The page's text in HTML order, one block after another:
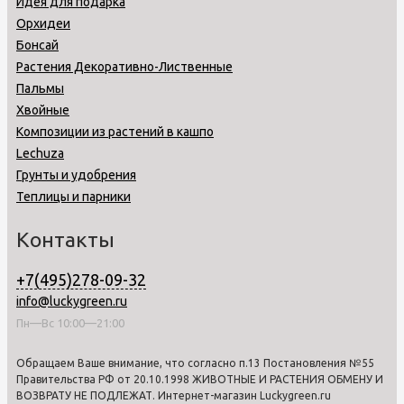
Орхидеи
Бонсай
Растения Декоративно-Лиственные
Пальмы
Хвойные
Композиции из растений в кашпо
Lechuza
Грунты и удобрения
Теплицы и парники
Контакты
+7(495)278-09-32
info@luckygreen.ru
Пн—Вс 10:00—21:00
Обращаем Ваше внимание, что согласно п.13 Постановления №55
Правительства РФ от 20.10.1998 ЖИВОТНЫЕ И РАСТЕНИЯ ОБМЕНУ И
ВОЗВРАТУ НЕ ПОДЛЕЖАТ. Интернет-магазин Luckygreen.ru